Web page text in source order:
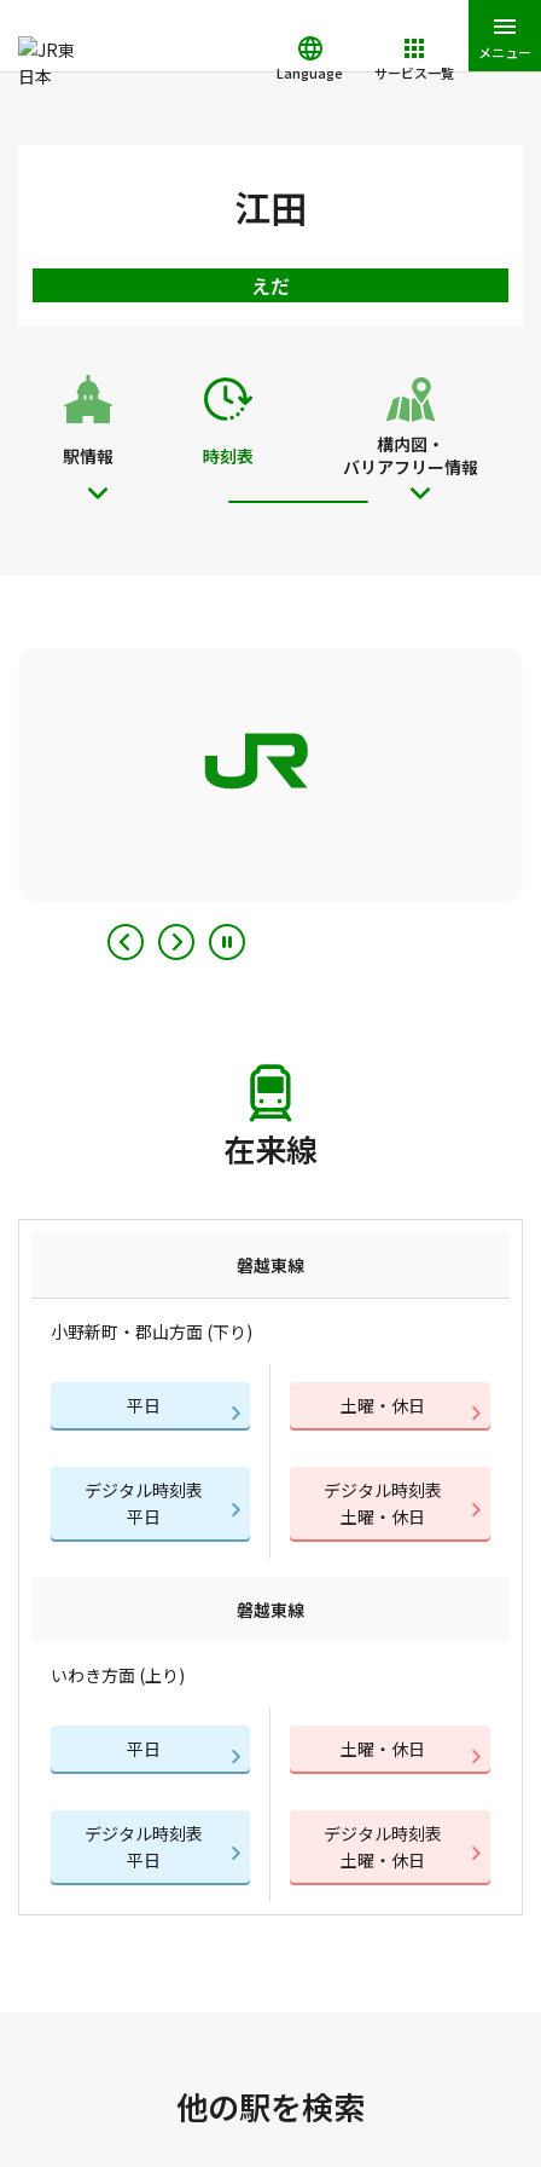
Language サービス一覧
メニュー
江田
えだ
駅情報 時刻表
構内図・
バリアフリー情報
在来線
磐越東線
小野新町・郡山方面 (下り)
平日 土曜・休日
デジタル時刻表
平日
デジタル時刻表
土曜・休日
磐越東線
いわき方面 (上り)
平日 土曜・休日
デジタル時刻表
平日
デジタル時刻表
土曜・休日
他の駅を検索